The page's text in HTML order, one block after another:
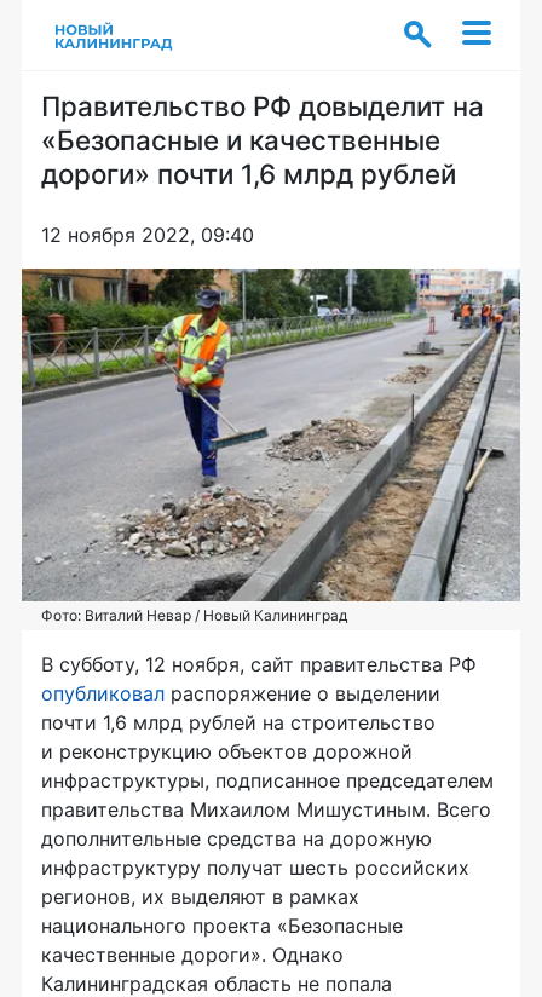
Правительство РФ довыделит на
«Безопасные и качественные
дороги» почти 1,6 млрд рублей
12 ноября 2022, 09:40
Фото: Виталий Невар / Новый Калининград
В субботу, 12 ноября, сайт правительства РФ
опубликовал распоряжение о выделении
почти 1,6 млрд рублей на строительство
и реконструкцию объектов дорожной
инфраструктуры, подписанное председателем
правительства Михаилом Мишустиным. Всего
дополнительные средства на дорожную
инфраструктуру получат шесть российских
регионов, их выделяют в рамках
национального проекта «Безопасные
качественные дороги». Однако
Калининградская область не попала